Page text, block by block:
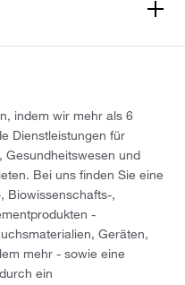
indem wir mehr als 6
Dienstleistungen für
Gesundheitswesen und
Bei uns finden Sie eine
Biowissenschafts-,
-
Geräten,
mehr - sowie eine
ein